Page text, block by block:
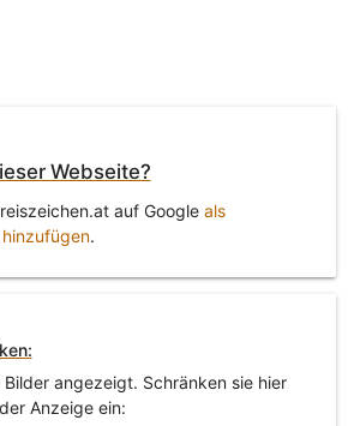
Webseite?
auf Google als
.
angezeigt. Schränken sie hier
Anzeige ein: